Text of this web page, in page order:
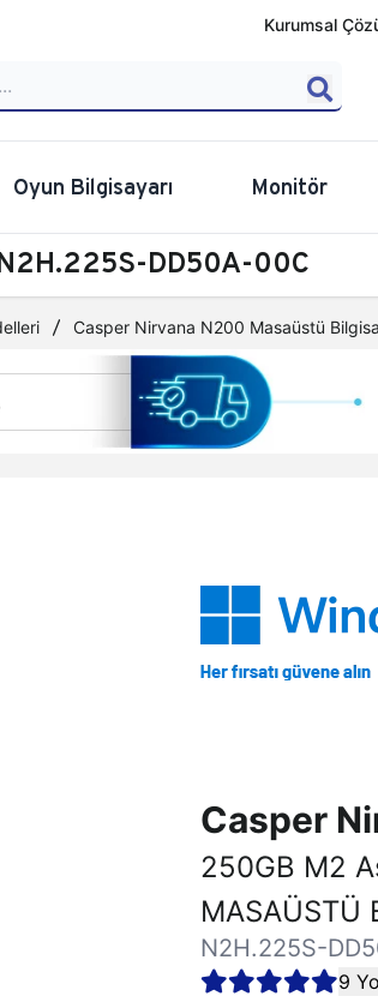
Kurumsal
Oyun Bilgisayarı Monitör
DD50A-00C
Casper Nirvana N200 Masaüstü
Casper
250GB M2
MASAÜSTÜ
N2H.225S-
9